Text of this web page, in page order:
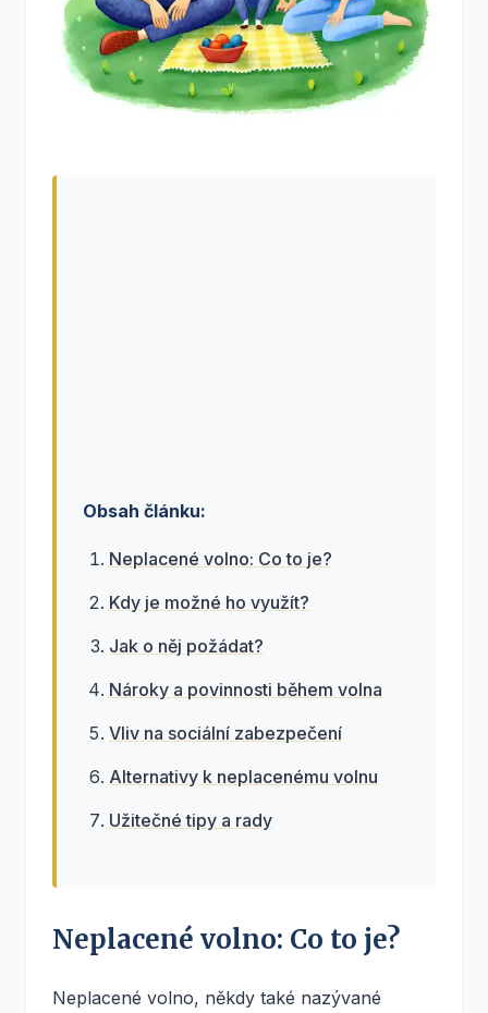
Obsah článku:
Neplacené volno: Co to je?
Kdy je možné ho využít?
Jak o něj požádat?
Nároky a povinnosti během volna
Vliv na sociální zabezpečení
Alternativy k neplacenému volnu
Užitečné tipy a rady
Neplacené volno: Co to je?
Neplacené volno, někdy také nazývané